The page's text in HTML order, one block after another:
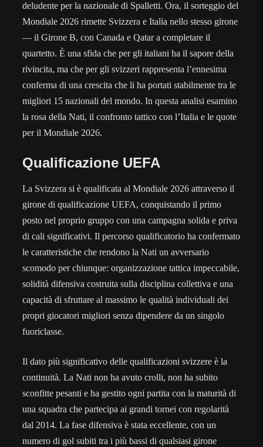
deludente per la nazionale di Spalletti. Ora, il sorteggio del
Mondiale 2026 rimette Svizzera e Italia nello stesso girone
— il Girone B, con Canada e Qatar a completare il
quartetto. È una sfida che per gli italiani ha il sapore della
rivincita, ma che per gli svizzeri rappresenta l’ennesima
conferma di una crescita che li ha portati stabilmente tra le
migliori 15 nazionali del mondo. In questa analisi esamino
la rosa della Nati, il confronto tattico con l’Italia e le quote
per il Mondiale 2026.
Qualificazione UEFA
La Svizzera si è qualificata al Mondiale 2026 attraverso il
girone di qualificazione UEFA, conquistando il primo
posto nel proprio gruppo con una campagna solida e priva
di cali significativi. Il percorso qualificatorio ha confermato
le caratteristiche che rendono la Nati un avversario
scomodo per chiunque: organizzazione tattica impeccabile,
solidità difensiva costruita sulla disciplina collettiva e una
capacità di sfruttare al massimo le qualità individuali dei
propri giocatori migliori senza dipendere da un singolo
fuoriclasse.
Il dato più significativo delle qualificazioni svizzere è la
continuità. La Nati non ha avuto crolli, non ha subito
sconfitte pesanti e ha gestito ogni partita con la maturità di
una squadra che partecipa ai grandi tornei con regolarità
dal 2014. La fase difensiva è stata eccellente, con un
numero di gol subiti tra i più bassi di qualsiasi girone